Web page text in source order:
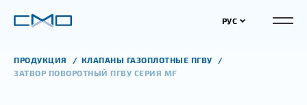
РУС
ПРОДУКЦИЯ
КЛАПАНЫ ГАЗОПЛОТНЫЕ ПГВУ
ЗАТВОР ПОВОРОТНЫЙ ПГВУ СЕРИЯ MF